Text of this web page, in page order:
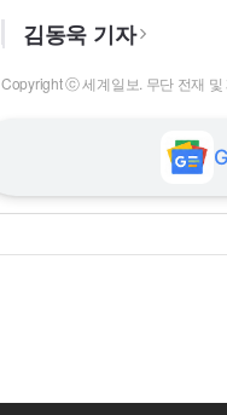
김동욱 기자
Copyright ⓒ 세계일보. 무단 전재 및
G